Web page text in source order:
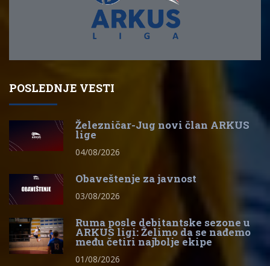
POSLEDNJE VESTI
Železničar-Jug novi član ARKUS
lige
04/08/2026
Obaveštenje za javnost
03/08/2026
Ruma posle debitantske sezone u
ARKUS ligi: Želimo da se nađemo
među četiri najbolje ekipe
01/08/2026